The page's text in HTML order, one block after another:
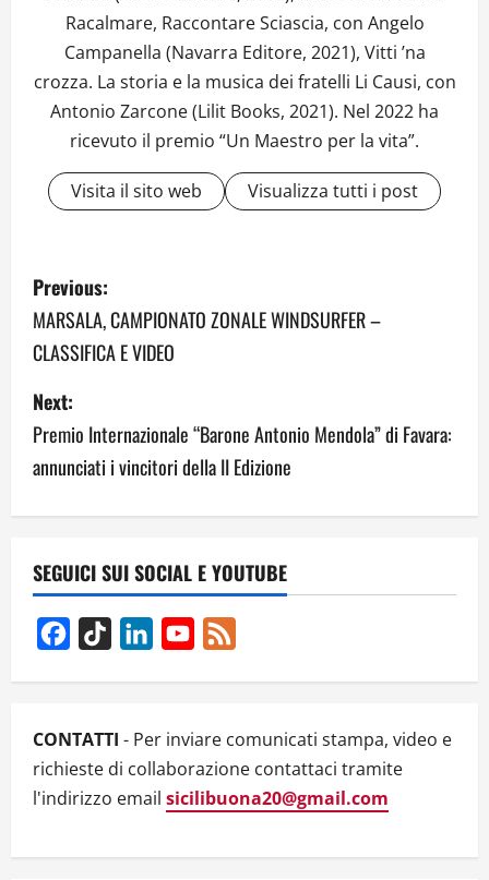
Racalmare, Raccontare Sciascia, con Angelo
Campanella (Navarra Editore, 2021), Vitti ’na
crozza. La storia e la musica dei fratelli Li Causi, con
Antonio Zarcone (Lilit Books, 2021). Nel 2022 ha
ricevuto il premio “Un Maestro per la vita”.
Visita il sito web Visualizza tutti i post
P
o
s
t
n
a
i
g
a
t
i
Previous:
MARSALA, CAMPIONATO ZONALE WINDSURFER –
CLASSIFICA E VIDEO
Next:
Premio Internazionale “Barone Antonio Mendola” di Favara:
annunciati i vincitori della II Edizione
SEGUICI SUI SOCIAL E YOUTUBE
Facebook
TikTok LinkedInYouTube
CONTATTI - Per inviare comunicati stampa, video e
richieste di collaborazione contattaci tramite
l'indirizzo email sicilibuona20@gmail.com